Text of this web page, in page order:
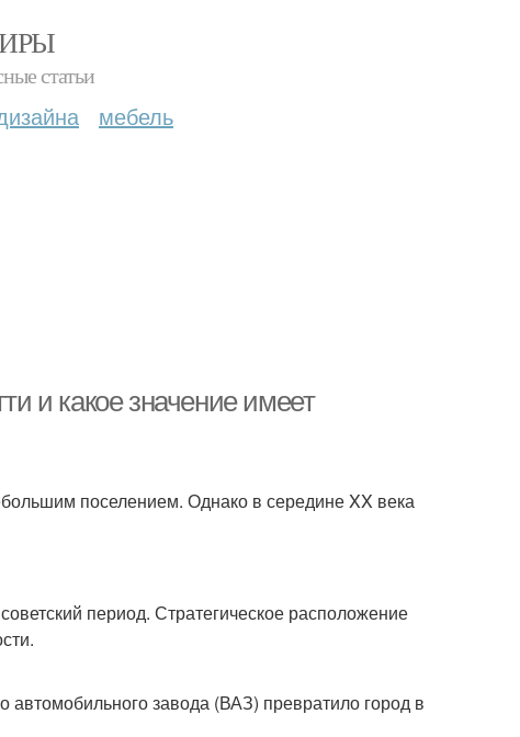
статьи
мебель
и какое значение имеет
поселением. Однако в середине XX века
период. Стратегическое расположение
завода (ВАЗ) превратило город в